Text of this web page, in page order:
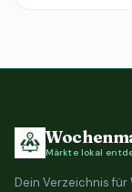
Märkte lokal
Dein Verzeichnis